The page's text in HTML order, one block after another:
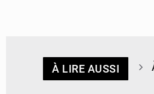
À LIRE AUSSI